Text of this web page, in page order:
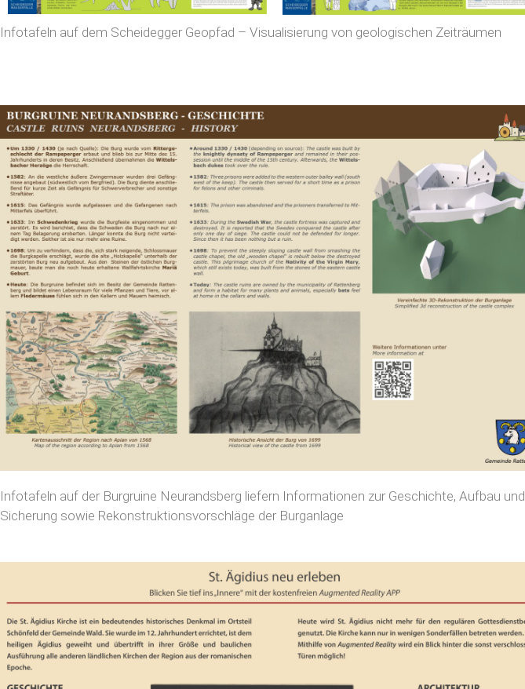
Infotafeln auf dem Scheidegger Geopfad – Visualisierung von geologischen Zeiträumen
Infotafeln auf der Burgruine Neurandsberg liefern Informationen zur Geschichte, Aufbau und
Sicherung sowie Rekonstruktionsvorschläge der Burganlage